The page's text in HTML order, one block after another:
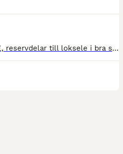
Mässingdelar till LOKSELE, reservdelar till loksele i bra skick finns i Helsingborg, men kan skickas mot fraktkostnad Köp via Blocket så ingår frakten i priset